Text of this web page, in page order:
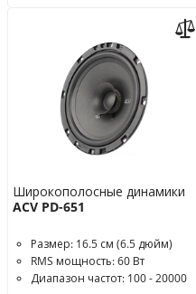
Широкополосные динамики
ACV PD-651
Размер: 16.5 см (6.5 дюйм)
RMS мощность: 60 Вт
Диапазон частот: 100 - 20000